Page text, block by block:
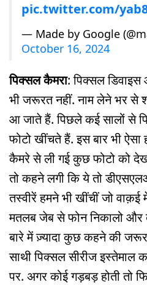
pic.twitter.com/
— Made by Google
October 16, 2024
पिक्सल कैमरा: पिक्सल
भी जरूरत नहीं. नाम लेने भर से
आ जाते हैं. पिछले कई सालों से
फोटो खींचते हैं. इस बार भी
कैमरे से ली गई कुछ फोटो को
तो कहने लगी कि ये तो
तस्वीरें हमने भी खींचीं जो वाक़ई
मतलब जेब से फोन निकालो
बारे में ज़्यादा कुछ कहने की
साथी पिक्सल सीरीज इस्तेमाल
पर. अगर कोई गड़बड़ होती तो